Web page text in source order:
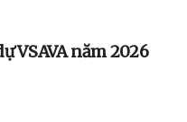
VSAVA năm 2026